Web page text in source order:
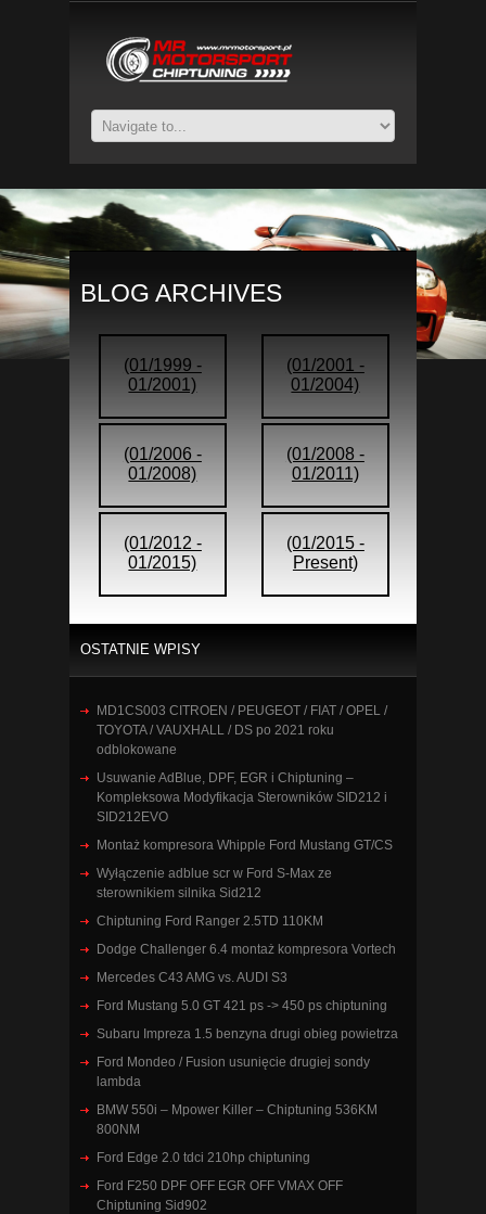
BLOG ARCHIVES
(01/1999 -
01/2001)
(01/2001 -
01/2004)
(01/2006 -
01/2008)
(01/2008 -
01/2011)
(01/2012 -
01/2015)
(01/2015 -
Present)
OSTATNIE WPISY
MD1CS003 CITROEN / PEUGEOT / FIAT / OPEL /
TOYOTA / VAUXHALL / DS po 2021 roku
odblokowane
Usuwanie AdBlue, DPF, EGR i Chiptuning –
Kompleksowa Modyfikacja Sterowników SID212 i
SID212EVO
Montaż kompresora Whipple Ford Mustang GT/CS
Wyłączenie adblue scr w Ford S-Max ze
sterownikiem silnika Sid212
Chiptuning Ford Ranger 2.5TD 110KM
Dodge Challenger 6.4 montaż kompresora Vortech
Mercedes C43 AMG vs. AUDI S3
Ford Mustang 5.0 GT 421 ps -> 450 ps chiptuning
Subaru Impreza 1.5 benzyna drugi obieg powietrza
Ford Mondeo / Fusion usunięcie drugiej sondy
lambda
BMW 550i – Mpower Killer – Chiptuning 536KM
800NM
Ford Edge 2.0 tdci 210hp chiptuning
Ford F250 DPF OFF EGR OFF VMAX OFF
Chiptuning Sid902